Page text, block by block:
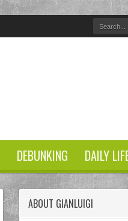
DEBUNKING DAILY
ABOUT GIANLUIGI